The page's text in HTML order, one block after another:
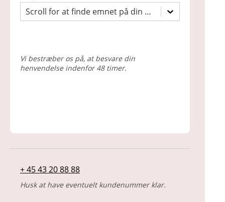
Scroll for at finde emnet på din henvendelse
Vi bestræber os på, at besvare din
henvendelse indenfor 48 timer.
+ 45 43 20 88 88
Husk at have eventuelt kundenummer klar.